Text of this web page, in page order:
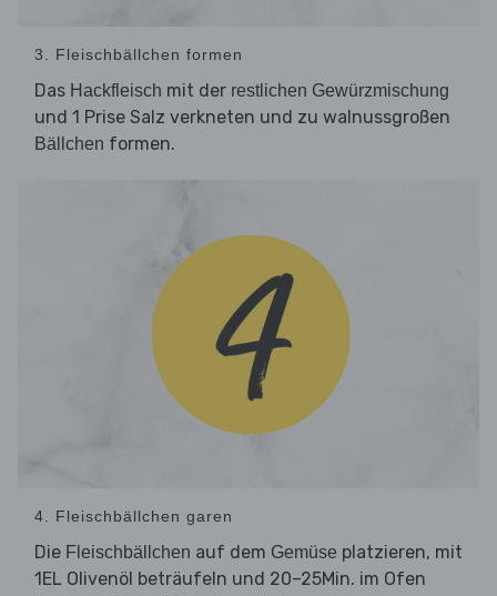
3. Fleischbällchen formen
Das Hackfleisch mit der restlichen Gewürzmischung
und 1 Prise Salz verkneten und zu walnussgroßen
Bällchen formen.
4. Fleischbällchen garen
Die Fleischbällchen auf dem Gemüse platzieren, mit
1EL Olivenöl beträufeln und 20–25Min. im Ofen